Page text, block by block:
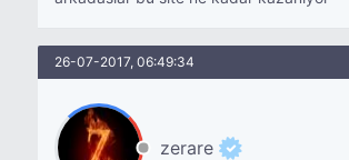
26-07-2017, 06:49:34
zerare